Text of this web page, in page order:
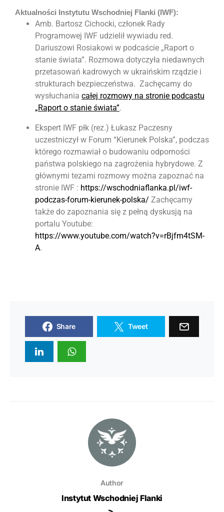
Aktualności Instytutu Wschodniej Flanki (IWF):
Amb. Bartosz Cichocki, członek Rady
Programowej IWF udzielił wywiadu red.
Dariuszowi Rosiakowi w podcaście „Raport o
stanie świata”. Rozmowa dotyczyła niedawnych
przetasowań kadrowych w ukraińskim rządzie i
strukturach bezpieczeństwa. Zachęcamy do
wysłuchania całej rozmowy na stronie podcastu
„Raport o stanie świata”.
Ekspert IWF płk (rez.) Łukasz Paczesny
uczestniczył w Forum “Kierunek Polska”, podczas
którego rozmawiał o budowaniu odporności
państwa polskiego na zagrożenia hybrydowe. Z
głównymi tezami rozmowy można zapoznać na
stronie IWF : https://wschodniaflanka.pl/iwf-
podczas-forum-kierunek-polska/ Zachęcamy
także do zapoznania się z pełną dyskusją na
portalu Youtube:
https://www.youtube.com/watch?v=rBjfm4tSM-
A.
Share Tweet
Author
Instytut Wschodniej Flanki